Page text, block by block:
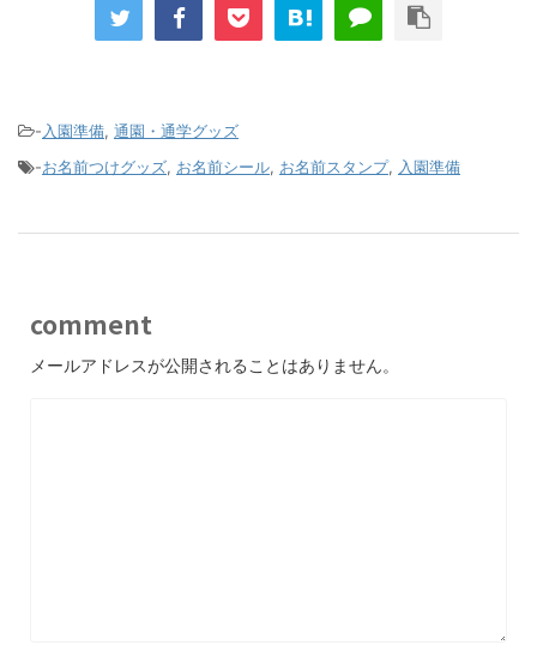
- 入園準備, 通園・通学グッズ
-お名前つけグッズ, お名前シール, お名前スタンプ, 入園準備
comment
メールアドレスが公開されることはありません。